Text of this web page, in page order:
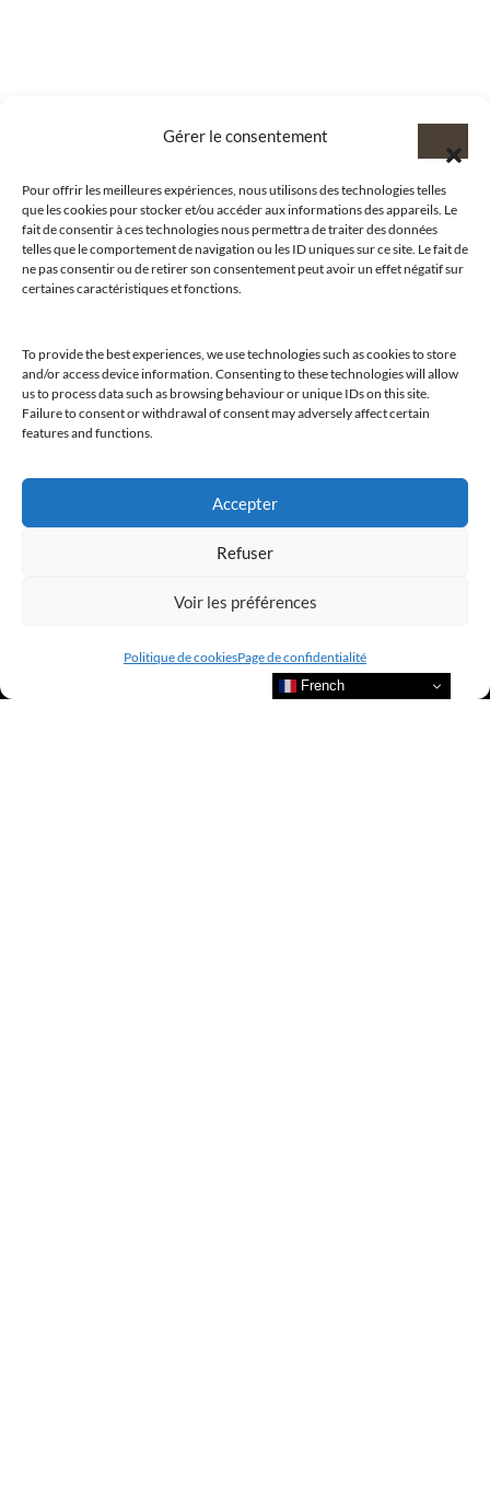
Gérer le consentement
Pour offrir les meilleures expériences, nous utilisons des technologies telles
que les cookies pour stocker et/ou accéder aux informations des appareils. Le
fait de consentir à ces technologies nous permettra de traiter des données
telles que le comportement de navigation ou les ID uniques sur ce site. Le fait de
ne pas consentir ou de retirer son consentement peut avoir un effet négatif sur
certaines caractéristiques et fonctions.
To provide the best experiences, we use technologies such as cookies to store
and/or access device information. Consenting to these technologies will allow
us to process data such as browsing behaviour or unique IDs on this site.
Failure to consent or withdrawal of consent may adversely affect certain
features and functions.
Accepter
Refuser
Voir les préférences
Politique de cookiesPage de confidentialité
@clubamilcar
LUXURY SELECTIONS BY CLUB AMILCAR
French